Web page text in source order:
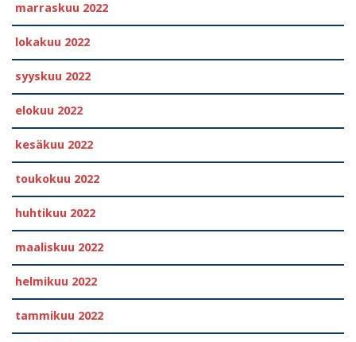
marraskuu 2022
lokakuu 2022
syyskuu 2022
elokuu 2022
kesäkuu 2022
toukokuu 2022
huhtikuu 2022
maaliskuu 2022
helmikuu 2022
tammikuu 2022